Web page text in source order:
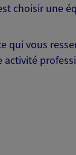
choisir
qui vous